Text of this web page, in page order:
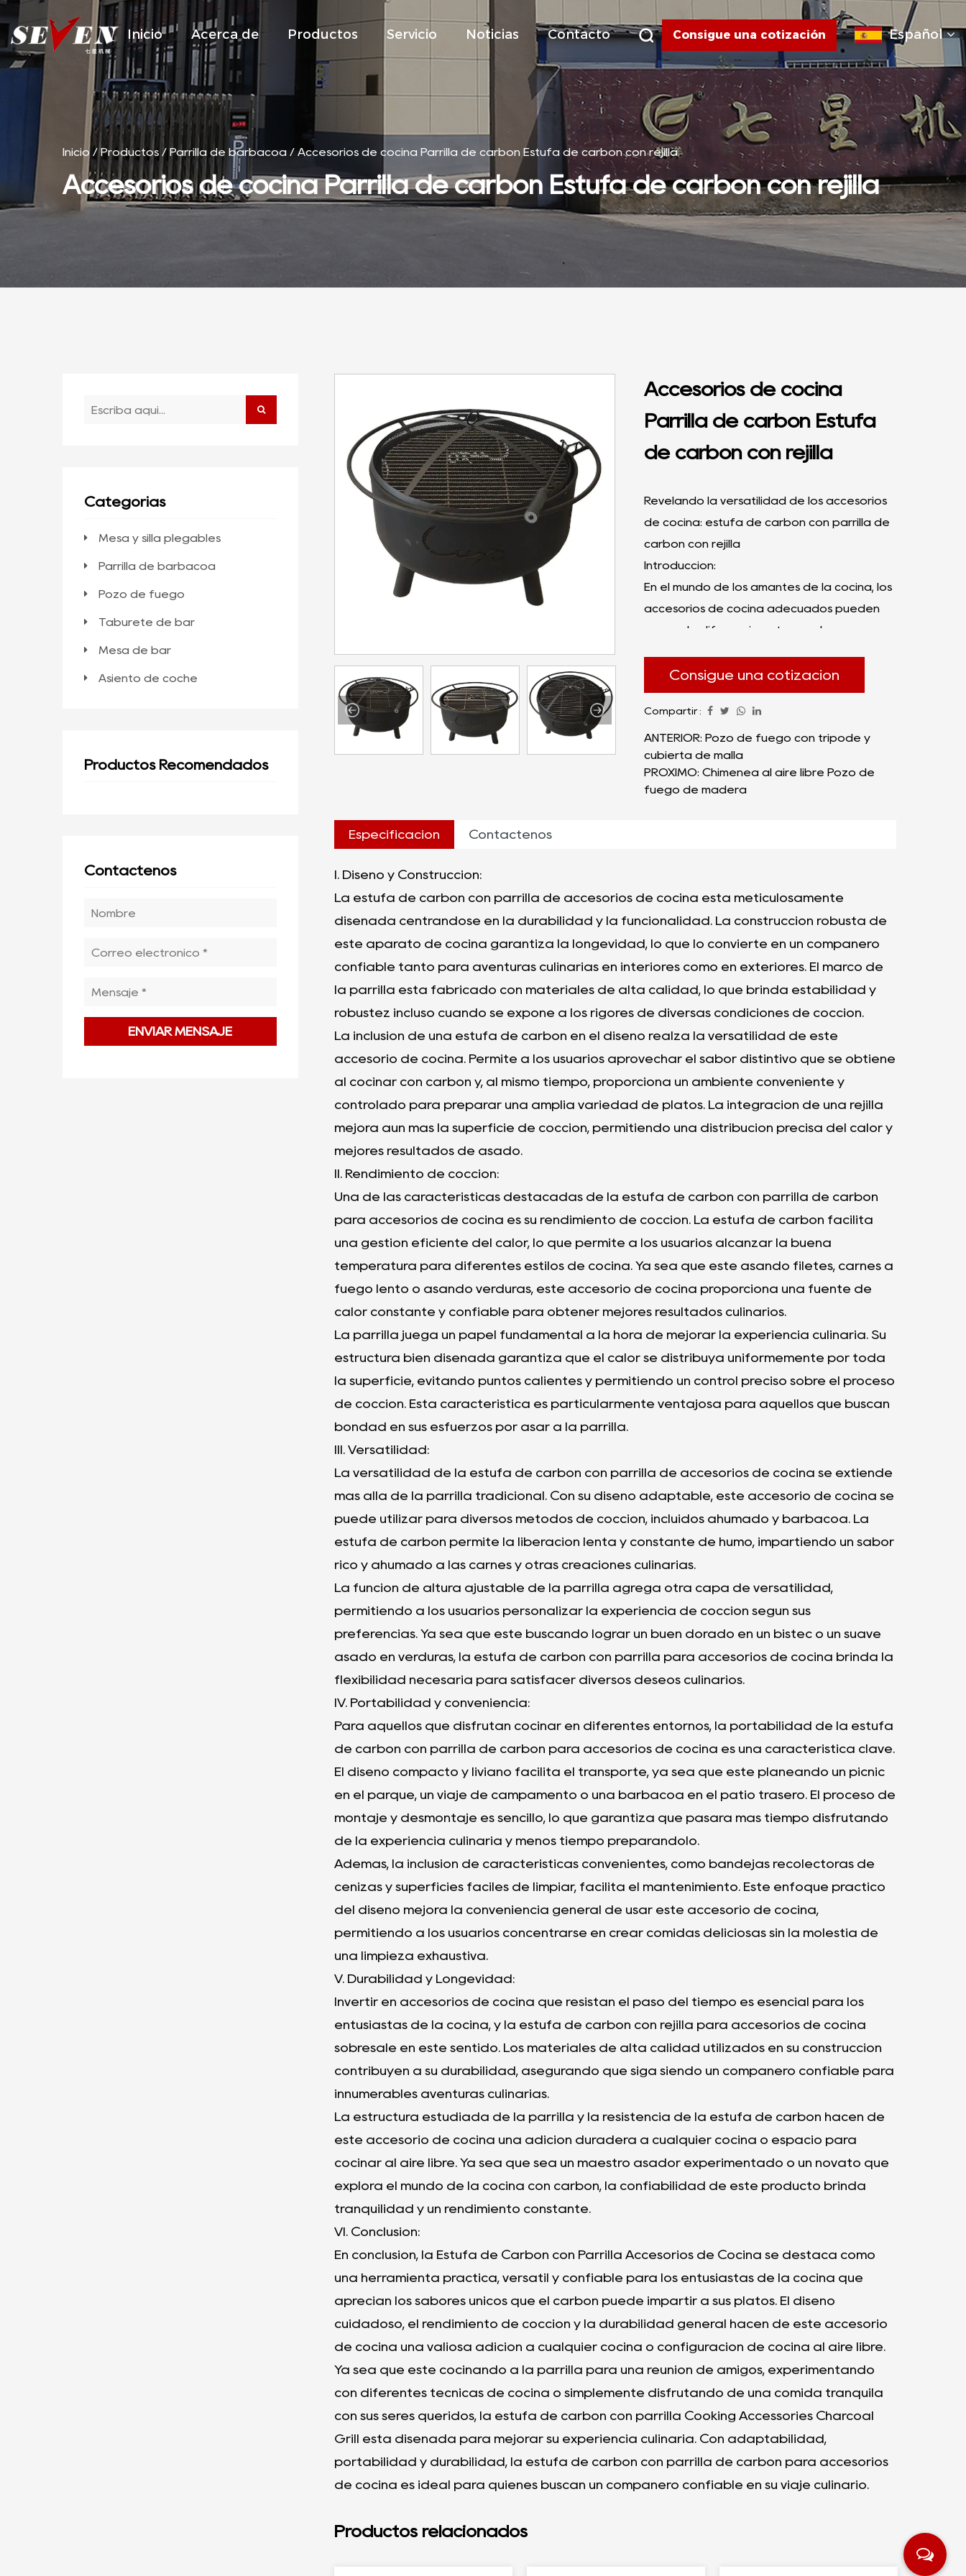
Inicio Acerca de Productos Servicio Noticias Contacto Consigue una cotización Español
Inicio /Productos / Parrilla de barbacoa /Accesorios de cocina Parrilla de carbón Estufa de carbón con rejilla
Accesorios de cocina Parrilla de carbón Estufa de carbón con rejilla
Categorías
Mesa y silla plegables
Parrilla de barbacoa
Pozo de fuego
Taburete de bar
Mesa de bar
Asiento de coche
Productos Recomendados
Contáctenos
Accesorios de cocina
Parrilla de carbón Estufa
de carbón con rejilla
Revelando la versatilidad de los accesorios
de cocina: estufa de carbón con parrilla de
carbón con rejilla
Introducción:
En el mundo de los amantes de la cocina, los
accesorios de cocina adecuados pueden
marcar la diferencia entre una buena
innumerables opciones disponibles, la Estufa
de Carbón Con Parrilla Accesorios de
Cocina surge como una herramienta versátil
e indispensable para quienes aprecian el
arte de cocinar con carbón. Este producto
Consigue una cotización
Compartir :
ANTERIOR: Pozo de fuego con trípode y
cubierta de malla
PRÓXIMO: Chimenea al aire libre Pozo de
fuego de madera
Especificación Contáctenos
I. Diseño y Construcción:
La estufa de carbón con parrilla de accesorios de cocina está meticulosamente
diseñada centrándose en la durabilidad y la funcionalidad. La construcción robusta de
este aparato de cocina garantiza la longevidad, lo que lo convierte en un compañero
confiable tanto para aventuras culinarias en interiores como en exteriores. El marco de
la parrilla está fabricado con materiales de alta calidad, lo que brinda estabilidad y
robustez incluso cuando se expone a los rigores de diversas condiciones de cocción.
La inclusión de una estufa de carbón en el diseño realza la versatilidad de este
accesorio de cocina. Permite a los usuarios aprovechar el sabor distintivo que se obtiene
al cocinar con carbón y, al mismo tiempo, proporciona un ambiente conveniente y
controlado para preparar una amplia variedad de platos. La integración de una rejilla
mejora aún más la superficie de cocción, permitiendo una distribución precisa del calor y
mejores resultados de asado.
II. Rendimiento de cocción:
Una de las características destacadas de la estufa de carbón con parrilla de carbón
para accesorios de cocina es su rendimiento de cocción. La estufa de carbón facilita
una gestión eficiente del calor, lo que permite a los usuarios alcanzar la buena
temperatura para diferentes estilos de cocina. Ya sea que esté asando filetes, carnes a
fuego lento o asando verduras, este accesorio de cocina proporciona una fuente de
calor constante y confiable para obtener mejores resultados culinarios.
La parrilla juega un papel fundamental a la hora de mejorar la experiencia culinaria. Su
estructura bien diseñada garantiza que el calor se distribuya uniformemente por toda
la superficie, evitando puntos calientes y permitiendo un control preciso sobre el proceso
de cocción. Esta característica es particularmente ventajosa para aquellos que buscan
bondad en sus esfuerzos por asar a la parrilla.
III. Versatilidad:
La versatilidad de la estufa de carbón con parrilla de accesorios de cocina se extiende
más allá de la parrilla tradicional. Con su diseño adaptable, este accesorio de cocina se
puede utilizar para diversos métodos de cocción, incluidos ahumado y barbacoa. La
estufa de carbón permite la liberación lenta y constante de humo, impartiendo un sabor
rico y ahumado a las carnes y otras creaciones culinarias.
La función de altura ajustable de la parrilla agrega otra capa de versatilidad,
permitiendo a los usuarios personalizar la experiencia de cocción según sus
preferencias. Ya sea que esté buscando lograr un buen dorado en un bistec o un suave
asado en verduras, la estufa de carbón con parrilla para accesorios de cocina brinda la
flexibilidad necesaria para satisfacer diversos deseos culinarios.
IV. Portabilidad y conveniencia:
Para aquellos que disfrutan cocinar en diferentes entornos, la portabilidad de la estufa
de carbón con parrilla de carbón para accesorios de cocina es una característica clave.
El diseño compacto y liviano facilita el transporte, ya sea que esté planeando un picnic
en el parque, un viaje de campamento o una barbacoa en el patio trasero. El proceso de
montaje y desmontaje es sencillo, lo que garantiza que pasará más tiempo disfrutando
de la experiencia culinaria y menos tiempo preparándolo.
Además, la inclusión de características convenientes, como bandejas recolectoras de
cenizas y superficies fáciles de limpiar, facilita el mantenimiento. Este enfoque práctico
del diseño mejora la conveniencia general de usar este accesorio de cocina,
permitiendo a los usuarios concentrarse en crear comidas deliciosas sin la molestia de
una limpieza exhaustiva.
V. Durabilidad y Longevidad:
Invertir en accesorios de cocina que resistan el paso del tiempo es esencial para los
entusiastas de la cocina, y la estufa de carbón con rejilla para accesorios de cocina
sobresale en este sentido. Los materiales de alta calidad utilizados en su construcción
contribuyen a su durabilidad, asegurando que siga siendo un compañero confiable para
innumerables aventuras culinarias.
La estructura estudiada de la parrilla y la resistencia de la estufa de carbón hacen de
este accesorio de cocina una adición duradera a cualquier cocina o espacio para
cocinar al aire libre. Ya sea que sea un maestro asador experimentado o un novato que
explora el mundo de la cocina con carbón, la confiabilidad de este producto brinda
tranquilidad y un rendimiento constante.
VI. Conclusión:
En conclusión, la Estufa de Carbón con Parrilla Accesorios de Cocina se destaca como
una herramienta práctica, versátil y confiable para los entusiastas de la cocina que
aprecian los sabores únicos que el carbón puede impartir a sus platos. El diseño
cuidadoso, el rendimiento de cocción y la durabilidad general hacen de este accesorio
de cocina una valiosa adición a cualquier cocina o configuración de cocina al aire libre.
Ya sea que esté cocinando a la parrilla para una reunión de amigos, experimentando
con diferentes técnicas de cocina o simplemente disfrutando de una comida tranquila
con sus seres queridos, la estufa de carbón con parrilla Cooking Accessories Charcoal
Grill está diseñada para mejorar su experiencia culinaria. Con adaptabilidad,
portabilidad y durabilidad, la estufa de carbón con parrilla de carbón para accesorios
de cocina es ideal para quienes buscan un compañero confiable en su viaje culinario.
Productos relacionados